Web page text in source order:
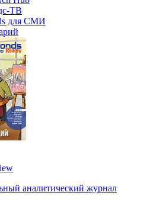
ТВ
для СМИ
аналитический журнал